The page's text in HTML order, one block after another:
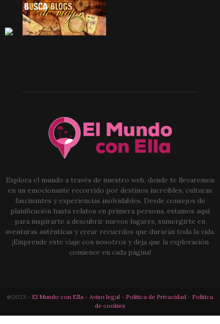
Explora el mundo a través de nuestro web, donde te llevaremos
en un emocionante recorrido por destinos increíbles, culturas
fascinantes y experiencias inolvidables. Desde consejos de
planificación hasta relatos en primera persona, estamos aquí
para inspirarte a descubrir nuevos lugares, sumergirte en
aventuras auténticas y crear recuerdos que durarán toda la vida.
¡Emprende este viaje con nosotros y deja que la exploración
comience en cada página!
@2023 - El Mundo con Ella - Aviso legal - Política de Privacidad - Política
de cookies